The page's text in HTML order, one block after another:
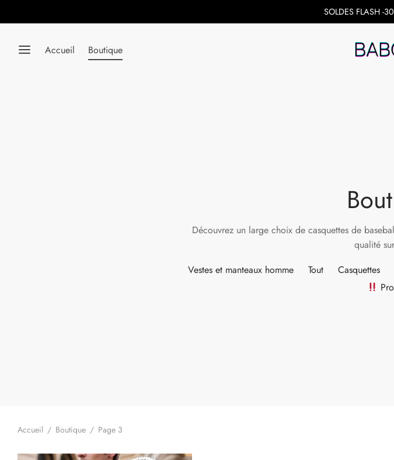
SOLDES FLASH -
Accueil Boutique
Découvrez un large choix de casquettes de
qualité
Vestes et manteaux homme
Tout Casquettes
Accueil / Boutique / Page 3